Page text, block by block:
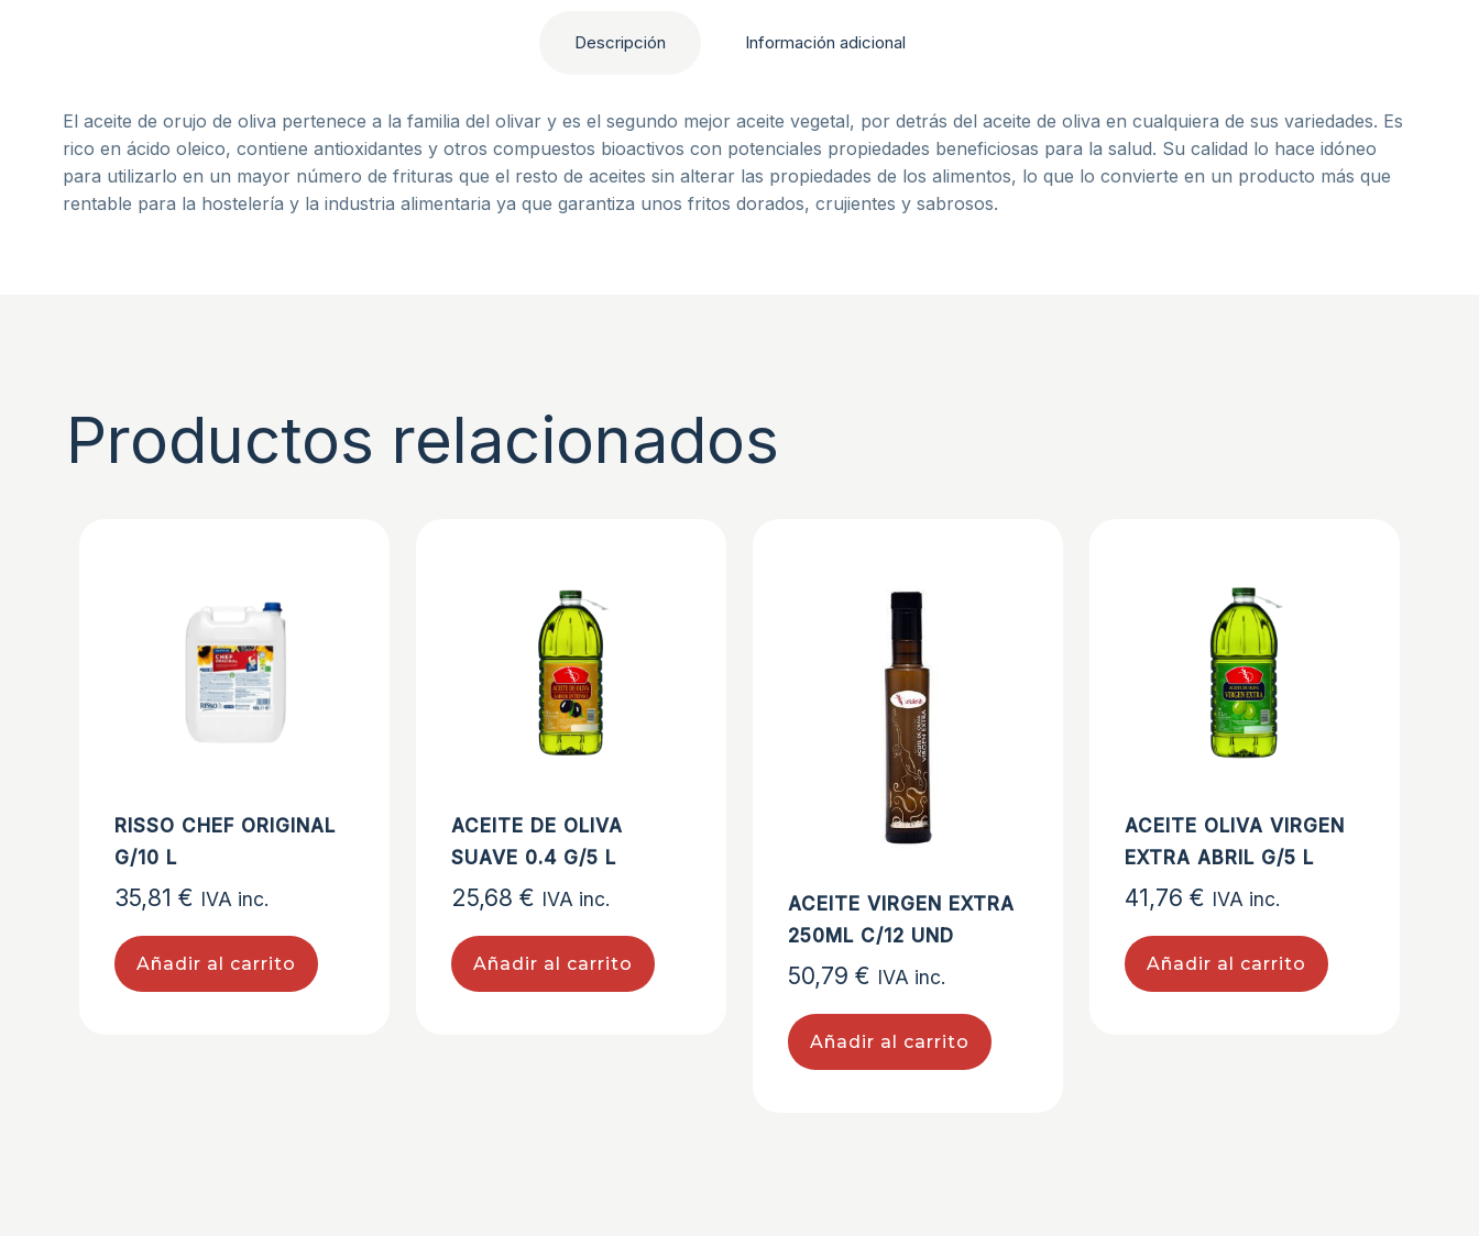
Descripción Información adicional
El aceite de orujo de oliva pertenece a la familia del olivar y es el segundo mejor aceite vegetal, por detrás del aceite de oliva en cualquiera de sus variedades. Es
rico en ácido oleico, contiene antioxidantes y otros compuestos bioactivos con potenciales propiedades beneficiosas para la salud. Su calidad lo hace idóneo
para utilizarlo en un mayor número de frituras que el resto de aceites sin alterar las propiedades de los alimentos, lo que lo convierte en un producto más que
rentable para la hostelería y la industria alimentaria ya que garantiza unos fritos dorados, crujientes y sabrosos.
Productos relacionados
RISSO CHEF ORIGINAL
G/10 L
35,81€ IVA inc.
Añadir al carrito
ACEITE DE OLIVA
SUAVE 0.4 G/5 L
25,68€ IVA inc.
Añadir al carrito
ACEITE VIRGEN EXTRA
250ML C/12 UND
50,79€ IVA inc.
Añadir al carrito
ACEITE OLIVA VIRGEN
EXTRA ABRIL G/5 L
41,76€ IVA inc.
Añadir al carrito